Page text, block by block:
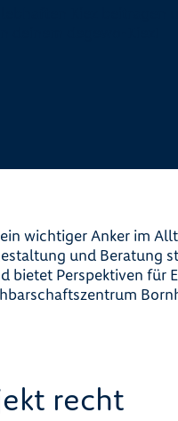
wichtiger Anker im
und Beratung
bietet Perspektiven für
recht